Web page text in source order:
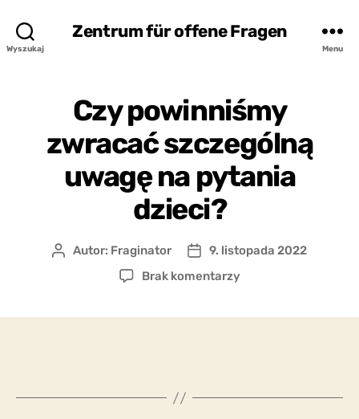
Wyszukaj
Zentrum für offene Fragen
Menu
Czy powinniśmy
zwracać szczególną
uwagę na pytania
dzieci?
AutorAutor: Fraginator
Data
wpisu
9. listopada 2022
Brak komentarzydo
pytania